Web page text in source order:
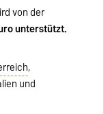
von der
unterstützt.
,
und